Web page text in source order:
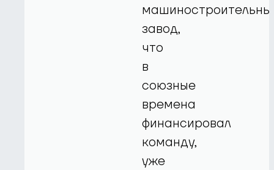
завод,
что
в
союзные
времена
финансировал
команду,
уже